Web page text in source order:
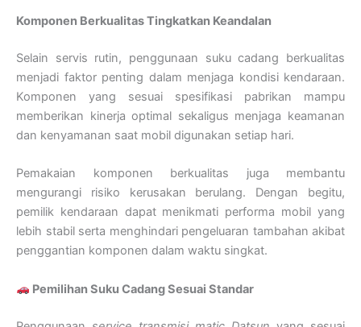
Komponen Berkualitas Tingkatkan Keandalan
Selain servis rutin, penggunaan suku cadang berkualitas
menjadi faktor penting dalam menjaga kondisi kendaraan.
Komponen yang sesuai spesifikasi pabrikan mampu
memberikan kinerja optimal sekaligus menjaga keamanan
dan kenyamanan saat mobil digunakan setiap hari.
Pemakaian komponen berkualitas juga membantu
mengurangi risiko kerusakan berulang. Dengan begitu,
pemilik kendaraan dapat menikmati performa mobil yang
lebih stabil serta menghindari pengeluaran tambahan akibat
penggantian komponen dalam waktu singkat.
Pemilihan Suku Cadang Sesuai Standar